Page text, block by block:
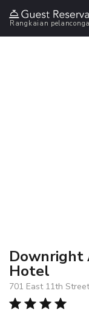
Rangkaian
Downright
Hotel
701 East 11th